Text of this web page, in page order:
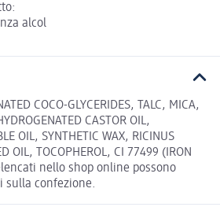
alcol
COCO-GLYCERIDES, TALC, MICA,
CASTOR OIL,
OIL, SYNTHETIC WAX, RICINUS
OIL, TOCOPHEROL, CI 77499 (IRON
nello shop online possono
sulla confezione.